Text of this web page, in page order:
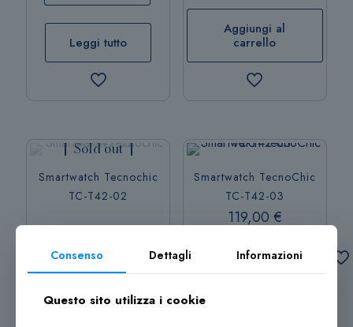
Leggi tutto
Aggiungi al
carrello
Sold out
Smartwatch Tecnochic
TC-T42-02
Smartwatch TecnoChic
TC-T42-03
119,00 €
Aggiungi al
Consenso Dettagli Informazioni
Questo sito utilizza i cookie